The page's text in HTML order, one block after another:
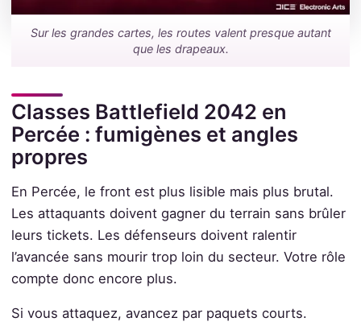
Sur les grandes cartes, les routes valent presque autant
que les drapeaux.
Classes Battlefield 2042 en
Percée : fumigènes et angles
propres
En Percée, le front est plus lisible mais plus brutal.
Les attaquants doivent gagner du terrain sans brûler
leurs tickets. Les défenseurs doivent ralentir
l’avancée sans mourir trop loin du secteur. Votre rôle
compte donc encore plus.
Si vous attaquez, avancez par paquets courts.